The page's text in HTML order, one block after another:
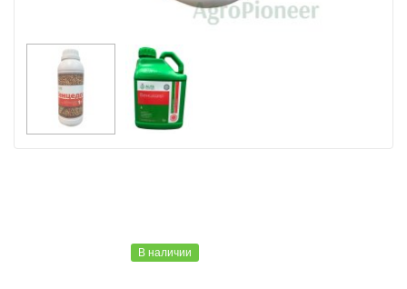
В наличии